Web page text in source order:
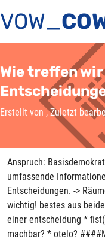
VOW_
Wie treffen
Erstellt von , Zuletzt
Anspruch:
umfassende
Entscheidungen. ->
wichtig! bestes aus
einer entscheidung *
machbar? * otelo?